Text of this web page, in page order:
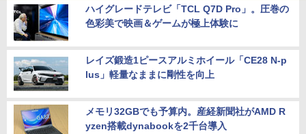
ハイグレードテレビ「TCL Q7D Pro」。圧巻の
色彩美で映画＆ゲームが極上体験に
レイズ鍛造1ピースアルミホイール「CE28 N-p
lus」軽量なままに剛性を向上
メモリ32GBでも予算内。産経新聞社がAMD R
yzen搭載dynabookを2千台導入